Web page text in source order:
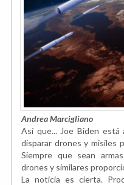
Andrea Marcigliano
Así que... Joe Biden
disparar drones y misiles
Siempre que sean
drones y similares
La noticia es cierta.